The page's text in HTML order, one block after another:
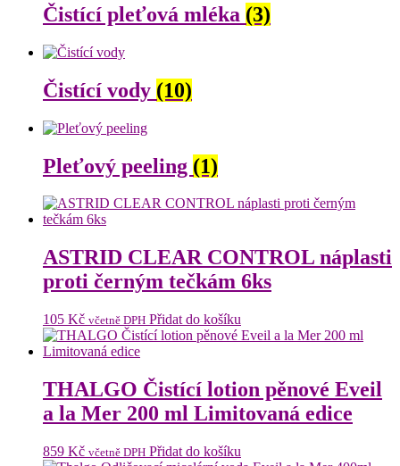
Čistící pleťová mléka (3)
Čistící vody (10)
Pleťový peeling (1)
ASTRID CLEAR CONTROL náplasti
proti černým tečkám 6ks
105 Kč včetně DPH Přidat do košíku
THALGO Čistící lotion pěnové Eveil
a la Mer 200 ml Limitovaná edice
859 Kč včetně DPH Přidat do košíku